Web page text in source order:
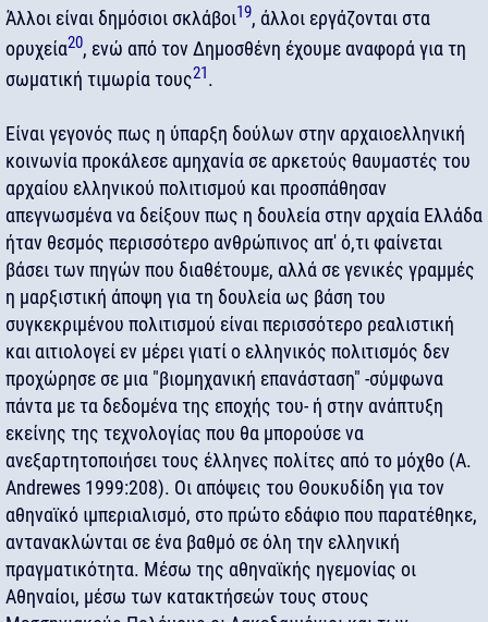
Άλλοι είναι δημόσιοι σκλάβοι19, άλλοι εργάζονται στα
ορυχεία20, ενώ από τον Δημοσθένη έχουμε αναφορά για τη
σωματική τιμωρία τους21.
Είναι γεγονός πως η ύπαρξη δούλων στην αρχαιοελληνική
κοινωνία προκάλεσε αμηχανία σε αρκετούς θαυμαστές του
αρχαίου ελληνικού πολιτισμού και προσπάθησαν
απεγνωσμένα να δείξουν πως η δουλεία στην αρχαία Ελλάδα
ήταν θεσμός περισσότερο ανθρώπινος απ' ό,τι φαίνεται
βάσει των πηγών που διαθέτουμε, αλλά σε γενικές γραμμές
η μαρξιστική άποψη για τη δουλεία ως βάση του
συγκεκριμένου πολιτισμού είναι περισσότερο ρεαλιστική
και αιτιολογεί εν μέρει γιατί ο ελληνικός πολιτισμός δεν
προχώρησε σε μια "βιομηχανική επανάσταση" -σύμφωνα
πάντα με τα δεδομένα της εποχής του- ή στην ανάπτυξη
εκείνης της τεχνολογίας που θα μπορούσε να
ανεξαρτητοποιήσει τους έλληνες πολίτες από το μόχθο (A.
Andrewes 1999:208). Οι απόψεις του Θουκυδίδη για τον
αθηναϊκό ιμπεριαλισμό, στο πρώτο εδάφιο που παρατέθηκε,
αντανακλώνται σε ένα βαθμό σε όλη την ελληνική
πραγματικότητα. Μέσω της αθηναϊκής ηγεμονίας οι
Αθηναίοι, μέσω των κατακτήσεών τους στους